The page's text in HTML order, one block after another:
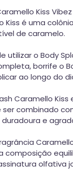
Kiss
Kiss é uma
de caramelo.
utilizar o Body
borrife o
ao longo do
Caramello
ser combinado
e
composição
olfativa